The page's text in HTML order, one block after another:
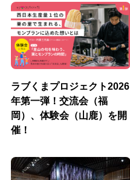
ラブくまプロジェクト2026
年第一弾！交流会（福
岡）、体験会（山鹿）を開
催！